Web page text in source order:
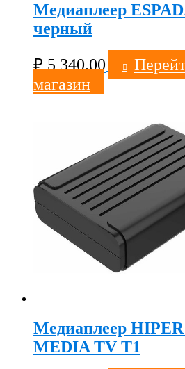
Медиаплеер
черный
₽5 340.00
магазин
Медиаплеер
MEDIA TV T1